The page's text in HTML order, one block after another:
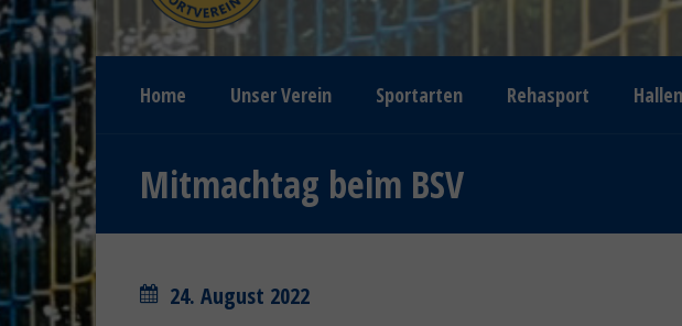
Home Unser Verein Sportarten Rehasport
Mitmachtag beim BSV
24. August 2022